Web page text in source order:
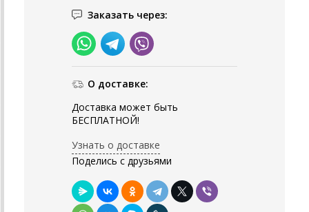
Заказать через:
О доставке:
Доставка может быть
БЕСПЛАТНОЙ!
Узнать о доставке
Поделись с друзьями